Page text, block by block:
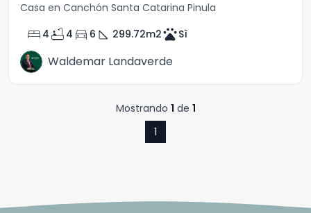
Casa en Canchón Santa Catarina Pinula
bed 4 bathtub 4 directions_car 6 square_foot 299.72m2petsSì
Waldemar Landaverde
Mostrando 1 de 1
1